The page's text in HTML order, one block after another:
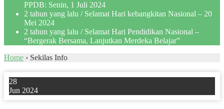
PPDB: Senin, 1 Juli 2024
2 tahun yang lalu / Selamat Hari kebangkitan Nasional – 20
Mei 2024
2 tahun yang lalu / Selamat Hari Pendidikan Nasional –
“Bergerak Bersama, Lanjutkan Merdeka Belajar”
Home › Sekilas Info
28
Jun 2024